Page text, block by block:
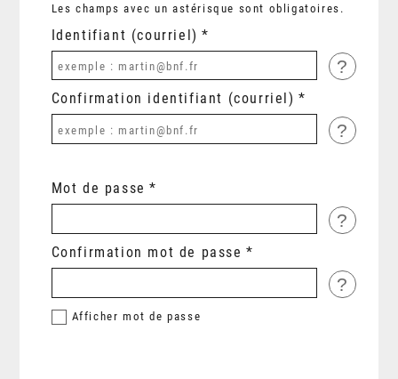
Les champs avec un astérisque sont obligatoires.
Identifiant (courriel)
?
Confirmation identifiant (courriel)
?
Mot de passe
?
Confirmation mot de passe
?
Afficher mot de passe